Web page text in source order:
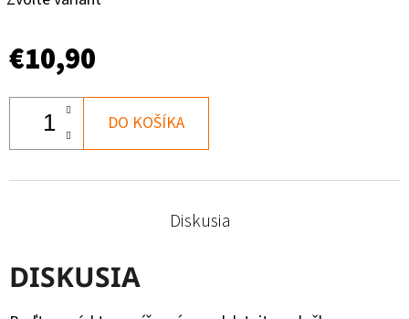
€10,90
DO KOŠÍKA
Diskusia
DISKUSIA